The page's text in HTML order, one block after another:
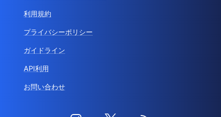
利用規約
プライバシーポリシー
ガイドライン
API利用
お問い合わせ